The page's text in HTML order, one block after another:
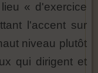
« d'exercice
l'accent sur
niveau plutôt
qui dirigent et